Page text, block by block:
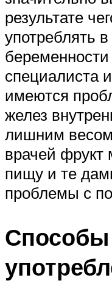
результате
употреблять
специалиста
имеются
желез
лишним
врачей фрукт
пищу и те
проблемы с
Способы